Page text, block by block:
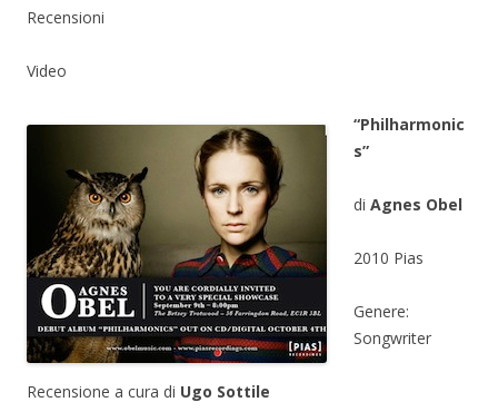
Recensioni
Video
“Philharmonic
s”
di Agnes Obel
2010 Pias
Genere:
Songwriter
Recensione a cura di Ugo Sottile